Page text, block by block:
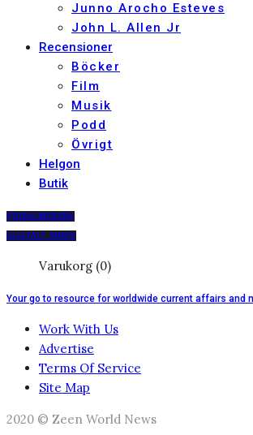
Junno Arocho Esteves
John L. Allen Jr
Recensioner
Böcker
Film
Musik
Podd
Övrigt
Helgon
Butik
PRENUMERERA
DIGITALT ARKIV
Varukorg (0)
Your go to resource for worldwide current affairs and
Work With Us
Advertise
Terms Of Service
Site Map
2020 © Zeen World News